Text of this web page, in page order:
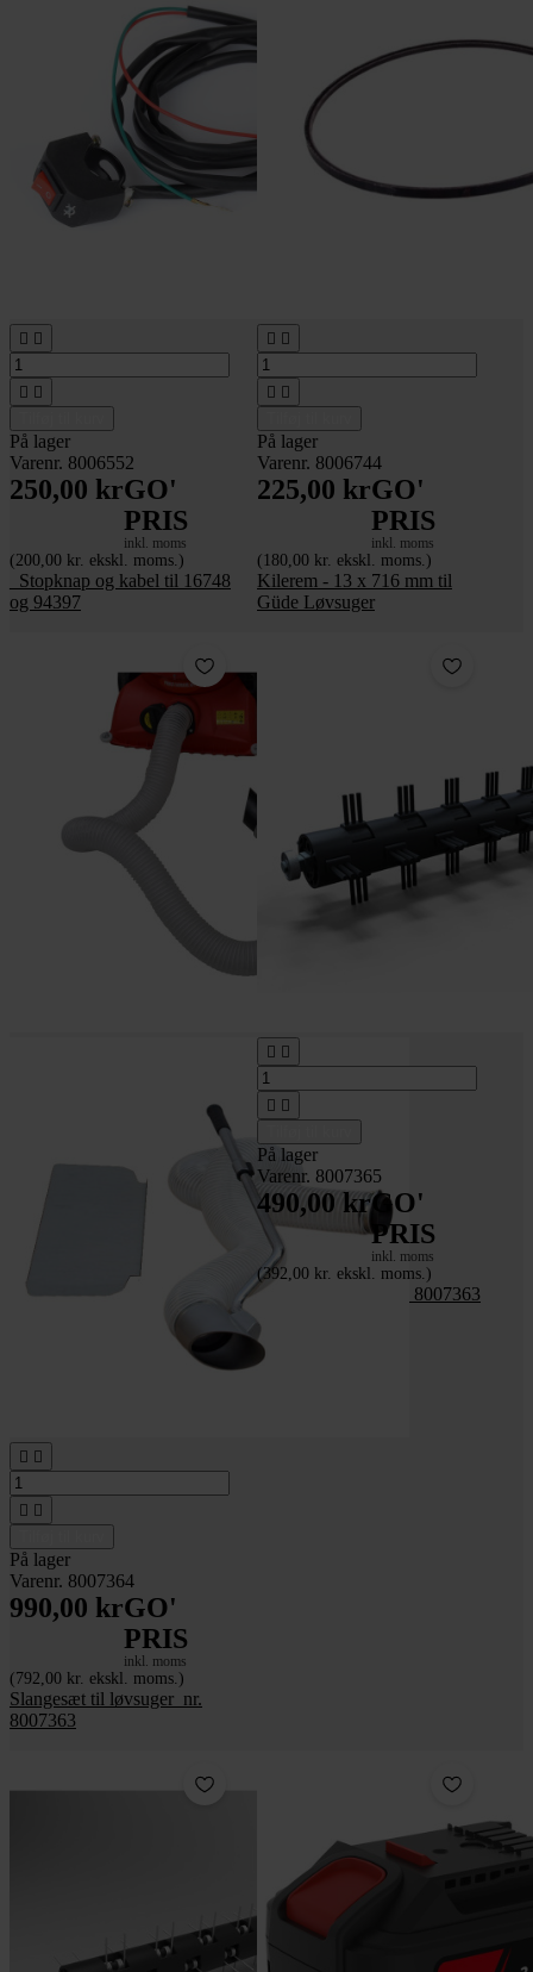
 
 
På lager
Varenr. 8006552
250,00 krGO'
PRIS
inkl. moms
(200,00 kr. ekskl. moms.)
_Stopknap og kabel til 16748
og 94397
 
 
På lager
Varenr. 8006744
225,00 krGO'
PRIS
inkl. moms
(180,00 kr. ekskl. moms.)
Kilerem - 13 x 716 mm til
Güde Løvsuger
 
 
På lager
Varenr. 8007364
990,00 krGO'
PRIS
inkl. moms
(792,00 kr. ekskl. moms.)
Slangesæt til løvsuger_nr.
8007363
 
 
På lager
Varenr. 8007365
490,00 krGO'
PRIS
inkl. moms
(392,00 kr. ekskl. moms.)
Kost til løvsuger_nr. 8007363